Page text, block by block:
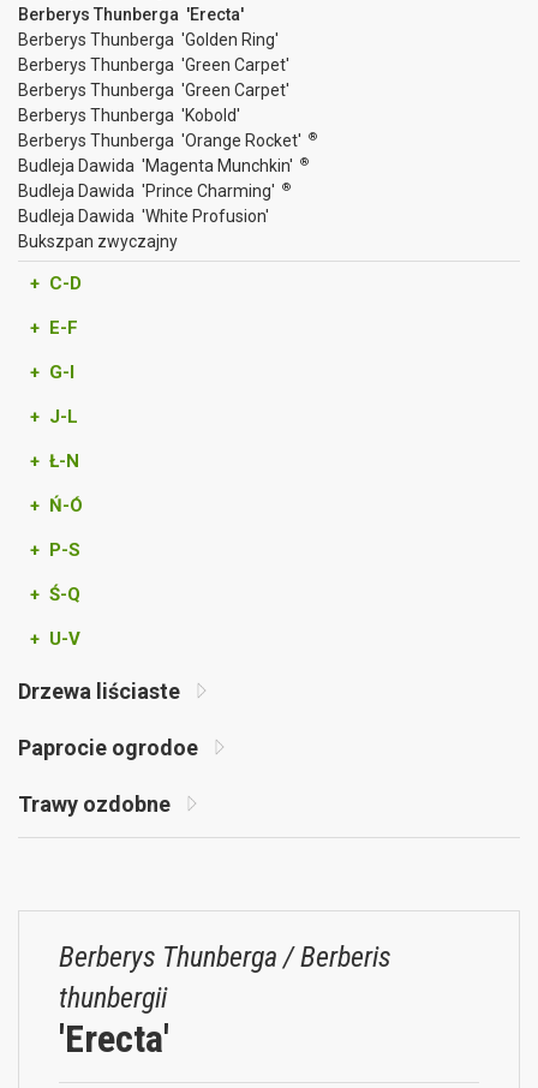
Berberys Thunberga 'Erecta'
Berberys Thunberga 'Golden Ring'
Berberys Thunberga 'Green Carpet'
Berberys Thunberga 'Green Carpet'
Berberys Thunberga 'Kobold'
Berberys Thunberga 'Orange Rocket'
®
Budleja Dawida 'Magenta Munchkin' ®
Budleja Dawida 'Prince Charming' ®
Budleja Dawida 'White Profusion'
Bukszpan zwyczajny
+ C-D
+ E-F
+ G-I
+ J-L
+ Ł-N
+ Ń-Ó
+ P-S
+ Ś-Q
+ U-V
Drzewa liściaste
Paprocie ogrodoe
Trawy ozdobne
Berberys Thunberga / Berberis
thunbergii
'Erecta'